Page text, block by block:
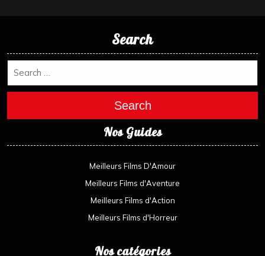
Search
Search
Nos Guides
Meilleurs Films D'Amour
Meilleurs Films d'Aventure
Meilleurs Films d'Action
Meilleurs Films d'Horreur
Nos catégories